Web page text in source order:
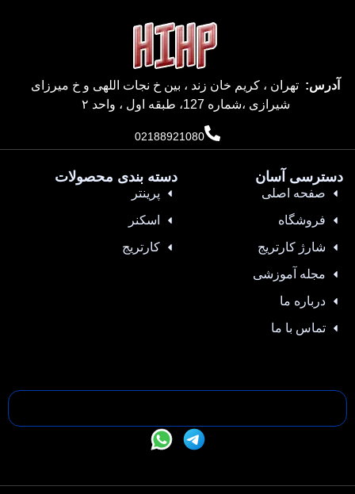
آدرس: تهران ، کریم خان زند ، بین خ نجات اللهی و خ میرزای
شیرازی ،شماره 127، طبقه اول ، واحد ۲
02188921080
دسترسی آسان
صفحه اصلی
فروشگاه
شارژ کارتریج
مجله آموزشی
درباره ما
تماس با ما
دسته بندی محصولات
پرینتر
اسکنر
کارتریج